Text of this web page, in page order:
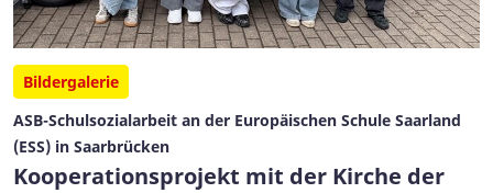
Bildergalerie
ASB-Schulsozialarbeit an der Europäischen Schule Saarland
(ESS) in Saarbrücken
Kooperationsprojekt mit der Kirche der